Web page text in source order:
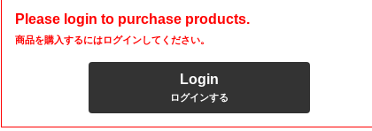
Please login to purchase products.
商品を購入するにはログインしてください。
Login
ログインする